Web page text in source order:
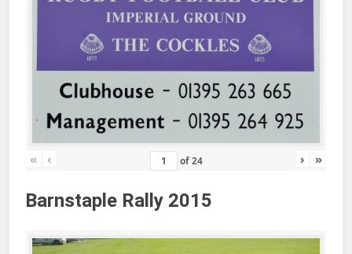
« ‹ of24 › »
Barnstaple Rally 2015